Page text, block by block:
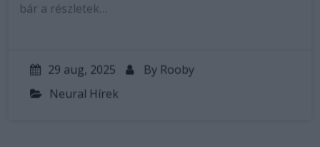
bár a részletek…
29 aug, 2025 By Rooby
Neural Hírek